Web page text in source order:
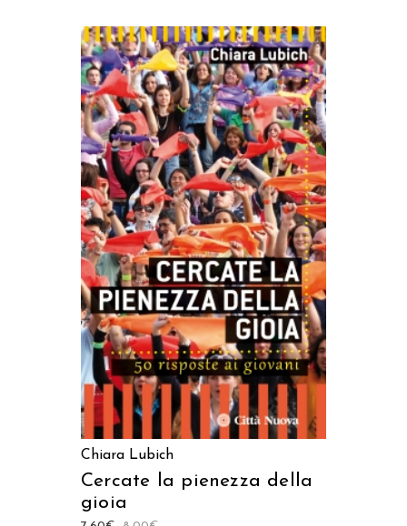
AGGIUNGI AL CARRELLO
Chiara Lubich
Cercate la pienezza della
gioia